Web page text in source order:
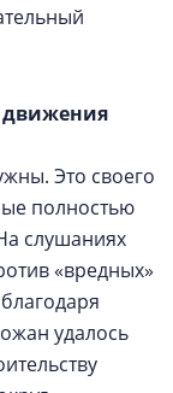
Это своего
полностью
слушаниях
«вредных»
удалось